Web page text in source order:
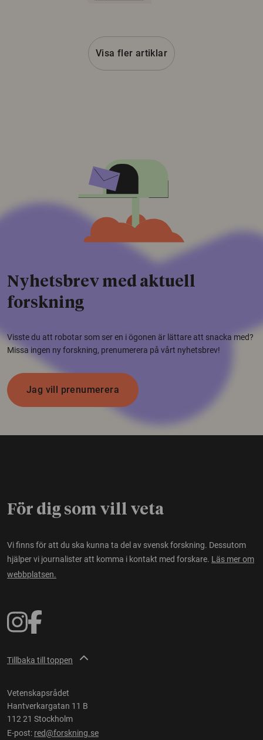
Visa fler artiklar
Nyhetsbrev med aktuell
forskning
Visste du att robotar som ser en i ögonen är lättare att snacka med?
Missa ingen ny forskning, prenumerera på vårt nyhetsbrev!
Jag vill prenumerera
För dig som vill veta
Vi finns för att du ska kunna ta del av svensk forskning. Dessutom
hjälper vi journalister att komma i kontakt med forskare. Läs mer om
webbplatsen.
Tillbaka till toppen
Vetenskapsrådet
Hantverkargatan 11 B
112 21 Stockholm
E-post: red@forskning.se